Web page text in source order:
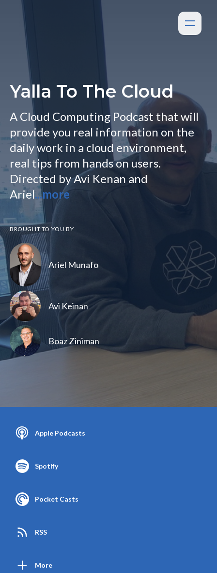
Yalla To The Cloud
A Cloud Computing Podcast that will
provide you real information on the
daily work in a cloud environment,
real tips from hands on users.
Directed by Avi Kenan and
Ariel...more
BROUGHT TO YOU BY
Ariel Munafo
Avi Keinan
Boaz Ziniman
Apple Podcasts
Spotify
Pocket Casts
RSS
More